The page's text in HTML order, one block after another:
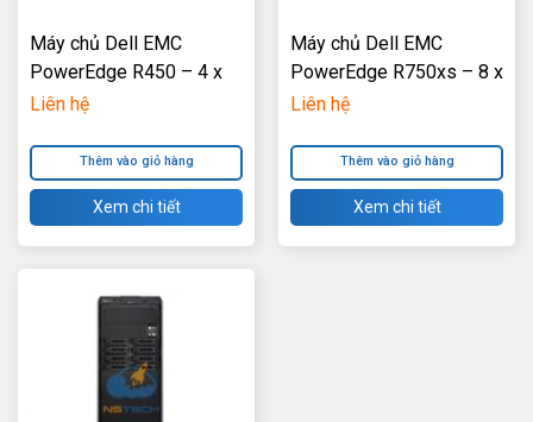
Máy chủ Dell EMC
PowerEdge R450 – 4 x
3.5″
Liên hệ
Thêm vào giỏ hàng
Xem chi tiết
Máy chủ Dell EMC
PowerEdge R750xs – 8 x
3.5″
Liên hệ
Thêm vào giỏ hàng
Xem chi tiết